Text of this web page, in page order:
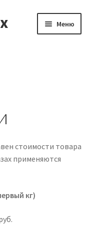
Меню
стоимости товара
применяются
кг)